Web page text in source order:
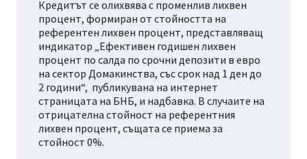
Кредитът се олихвява с променлив лихвен
процент, формиран от стойността на
референтен лихвен процент, представляващ
индикатор „Ефективен годишен лихвен
процент по салда по срочни депозити в евро
на сектор Домакинства, със срок над 1 ден до
2 години“, публикувана на интернет
страницата на БНБ, и надбавка. В случаите на
отрицателна стойност на референтния
лихвен процент, същата се приема за
стойност 0%.